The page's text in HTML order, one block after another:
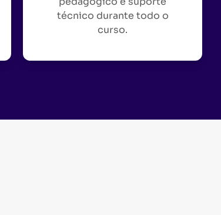
técnico durante todo o
curso.